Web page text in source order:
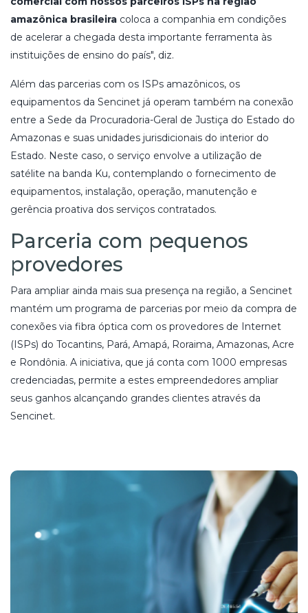
amazônica brasileira coloca a companhia em condições
de acelerar a chegada desta importante ferramenta às
instituições de ensino do país", diz.
Além das parcerias com os ISPs amazônicos, os
equipamentos da Sencinet já operam também na conexão
entre a Sede da Procuradoria-Geral de Justiça do Estado do
Amazonas e suas unidades jurisdicionais do interior do
Estado. Neste caso, o serviço envolve a utilização de
satélite na banda Ku, contemplando o fornecimento de
equipamentos, instalação, operação, manutenção e
gerência proativa dos serviços contratados.
Parceria com pequenos
provedores
Para ampliar ainda mais sua presença na região, a Sencinet
mantém um programa de parcerias por meio da compra de
conexões via fibra óptica com os provedores de Internet
(ISPs) do Tocantins, Pará, Amapá, Roraima, Amazonas, Acre
e Rondônia. A iniciativa, que já conta com 1000 empresas
credenciadas, permite a estes empreendedores ampliar
seus ganhos alcançando grandes clientes através da
Sencinet.